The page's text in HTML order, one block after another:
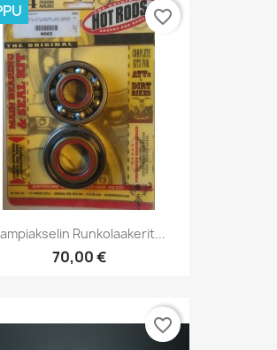
Runkolaakerit...
70,00 €
favorite_border
favorite_border